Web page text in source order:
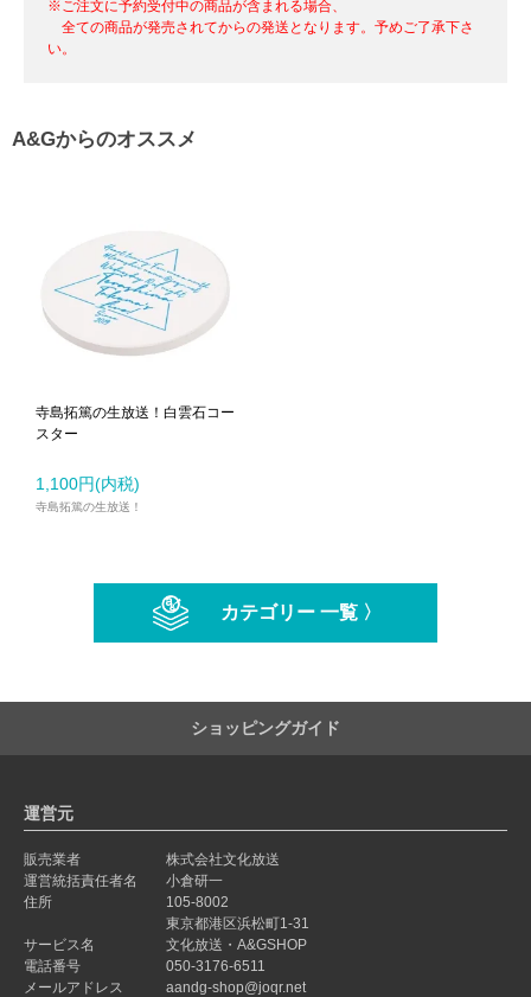
※ご注文に予約受付中の商品が含まれる場合、
全ての商品が発売されてからの発送となります。予めご了承下さ
い。
A&Gからのオススメ
寺島拓篤の生放送！白雲石コー
スター
1,100円(内税)
寺島拓篤の生放送！
カテゴリー 一覧 〉
ショッピングガイド
運営元
販売業者
株式会社文化放送
運営統括責任者名
小倉研一
住所
105-8002
東京都港区浜松町1-31
サービス名
文化放送・A&GSHOP
電話番号
050-3176-6511
メールアドレス
aandg-shop@joqr.net